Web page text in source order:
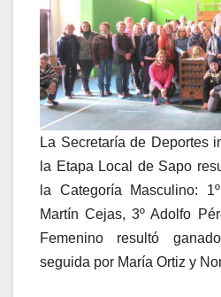
La Secretaría de Deportes
la Etapa Local de Sapo
la Categoría Masculino:
Martín Cejas, 3º Adolfo
Femenino resultó
seguida por María Ortiz y